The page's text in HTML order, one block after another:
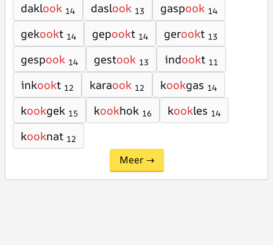
daklook 14 daslook 13 gaspook 14
gekookt 14 gepookt 14 gerookt 13
gespook 14 gestook 13 indookt 11
inkookt 12 karaook 12 kookgas 14
kookgek 15 kookhok 16 kookles 14
kooknat 12
Meer →